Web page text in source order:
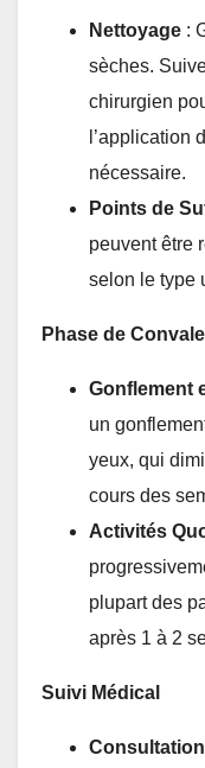
Nettoyage :
sèches.
chirurgien
l’application
nécessaire.
Points de
peuvent être
selon le type
Phase de
Gonflement
un
yeux, qui
cours des
Activités
plupart des
après 1 à 2
Suivi Médical